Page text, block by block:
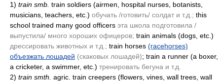
1) train smb. train soldiers (airmen, hospital nurses, botanists,
musicians, teachers, etc.) обучать /готовить/ солдат и т.д.; this
school trained many good officers эта школа подготовила /
выпустила/ много хороших офицеров; train animals (dogs, etc.)
дрессировать животных и т.д.; train horses (racehorses)
объезжать лошадей (скаковых лошадей); train a runner (a boxer,
a cricketer, a swimmer, etc.) тренировать бегуна и т.д.
2) train smth. agric. train creepers (flowers, vines, wall trees, wall